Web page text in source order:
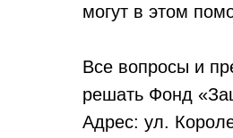
могут в этом
Все вопросы и
решать Фонд
Адрес: ул.